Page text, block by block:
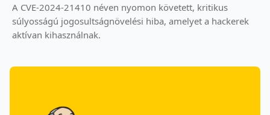
A CVE-2024-21410 néven nyomon követett, kritikus
súlyosságú jogosultságnövelési hiba, amelyet a hackerek
aktívan kihasználnak.